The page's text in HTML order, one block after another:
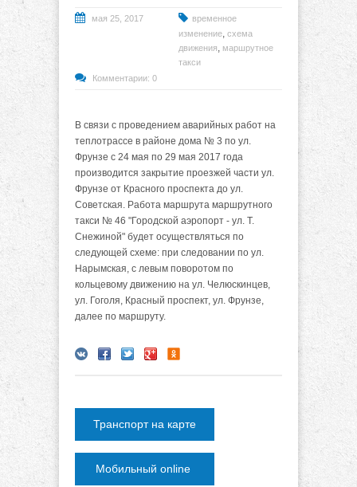
мая 25, 2017
временное
изменение, схема
движения, маршрутное
такси
Комментарии: 0
В связи с проведением аварийных работ на
теплотрассе в районе дома № 3 по ул.
Фрунзе с 24 мая по 29 мая 2017 года
производится закрытие проезжей части ул.
Фрунзе от Красного проспекта до ул.
Советская. Работа маршрута маршрутного
такси № 46 "Городской аэропорт - ул. Т.
Снежиной" будет осуществляться по
следующей схеме: при следовании по ул.
Нарымская, с левым поворотом по
кольцевому движению на ул. Челюскинцев,
ул. Гоголя, Красный проспект, ул. Фрунзе,
далее по маршруту.
Транспорт на карте
Мобильный online